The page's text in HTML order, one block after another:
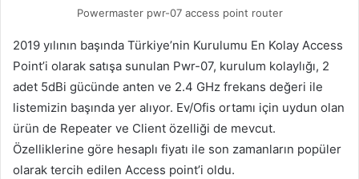
Powermaster pwr-07 access point router
2019 yılının başında Türkiye’nin Kurulumu En Kolay Access
Point’i olarak satışa sunulan Pwr-07, kurulum kolaylığı, 2
adet 5dBi gücünde anten ve 2.4 GHz frekans değeri ile
listemizin başında yer alıyor. Ev/Ofis ortamı için uydun olan
ürün de Repeater ve Client özelliği de mevcut.
Özelliklerine göre hesaplı fiyatı ile son zamanların popüler
olarak tercih edilen Access point’i oldu.